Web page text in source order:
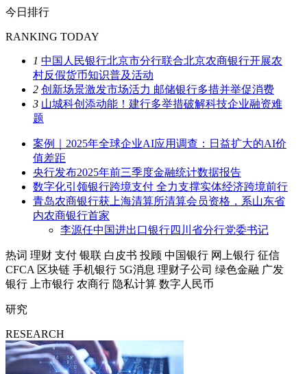
今日排行
RANKING TODAY
1 中国人民银行北京市分行联合北京农商银行开展农
村反假货币知识普及活动
2 创新场景激发市场活力 邮储银行多措并举促消费
3 山城科创添动能！建行多举措破解科技企业融资难
题
案例｜2025年全球企业AI应用调查：日益扩大的AI价
值差距
央行发布2025年前三季度金融统计数据报告
数字化引领银行跨境支付 全力支撑实体经济跨境前行
青岛农商银行获上海清算所清算会员资格，系山东省
内农商银行首家
李源任中国进出口银行四川省分行党委书记
热词 理财 支付 银联 白皮书 投顾 中国银行 网上银行 征信
CFCA 区块链 手机银行 5G消息 理财子公司 绿色金融 广发
银行
上市银行 农商行 隐私计算 数字人民币
研究
RESEARCH